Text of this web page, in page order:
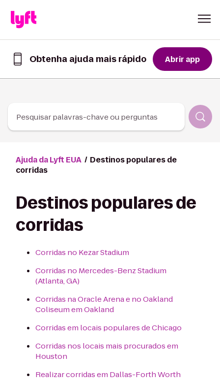
Obtenha ajuda mais rápido Obtenha
app
Abrir app
Pesquisar palavras-chave ou perguntas
Ajuda da Lyft EUA
Destinos populares de
corridas
Destinos populares de
corridas
Corridas no Kezar Stadium
Corridas no Mercedes-Benz Stadium
(Atlanta, GA)
Corridas na Oracle Arena e no Oakland
Coliseum em Oakland
Corridas em locais populares de Chicago
Corridas nos locais mais procurados em
Houston
Realizar corridas em Dallas-Forth Worth